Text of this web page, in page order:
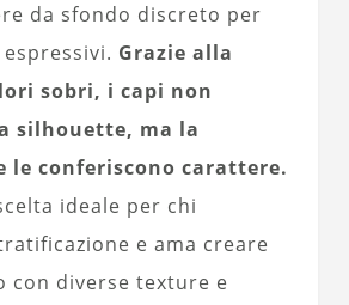
da sfondo discreto per
Grazie alla
sobri, i capi non
silhouette, ma la
le conferiscono carattere.
ideale per chi
e ama creare
con diverse texture e